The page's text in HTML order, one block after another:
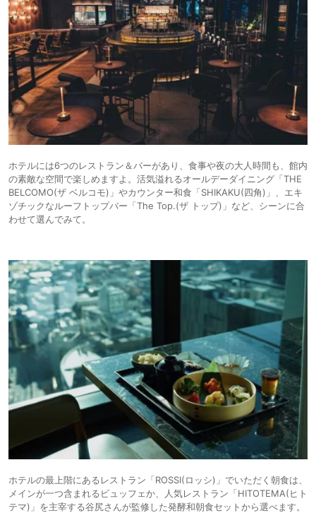
ホテルには6つのレストラン＆バーがあり、食事や夜の大人時間も、館内
の素敵な空間で楽しめますよ。活気溢れるオールデーダイニング「THE
BELCOMO(ザ ベルコモ)」やカウンター和食「SHIKAKU(四角)」、エキ
ゾチックなルーフトップバー「The Top.(ザ トップ)」など、シーンに合
わせて選んでみて。
ホテルの最上階にあるレストラン「ROSSI(ロッシ)」でいただく朝食は、
メインが一つ含まれるビュッフェか、人気レストラン「HITOTEMA(ヒト
テマ)」を主宰する谷尻さんが監修した発酵和朝食セットから選べます。